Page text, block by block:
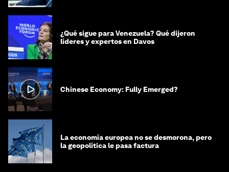
¿Qué sigue para Venezuela? Qué dijeron
líderes y expertos en Davos
Chinese Economy: Fully Emerged?
La economía europea no se desmorona, pero
la geopolítica le pasa factura